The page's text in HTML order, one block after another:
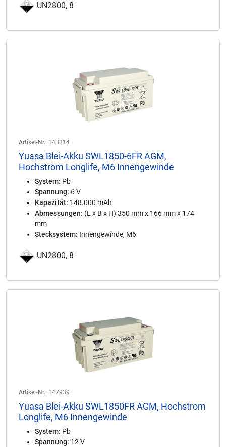
UN2800, 8
Artikel-Nr.: 143314
Yuasa Blei-Akku SWL1850-6FR AGM,
Hochstrom Longlife, M6 Innengewinde
System: Pb
Spannung: 6 V
Kapazität: 148.000 mAh
Abmessungen: (L x B x H) 350 mm x 166 mm x 174
mm
Stecksystem: Innengewinde, M6
UN2800, 8
Artikel-Nr.: 142939
Yuasa Blei-Akku SWL1850FR AGM, Hochstrom
Longlife, M6 Innengewinde
System: Pb
Spannung: 12 V